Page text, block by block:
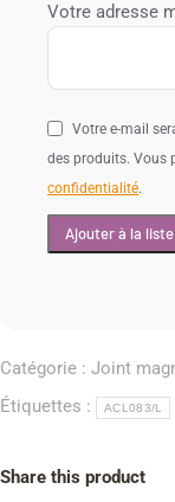
Votre adresse
Votre e-mail
des produits. Vous
confidentialité.
Catégorie : Joint
Étiquettes :
ACL083/L
Share this product